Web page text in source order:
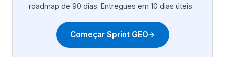
roadmap de 90 dias. Entregues em 10 dias úteis.
Começar Sprint GEO